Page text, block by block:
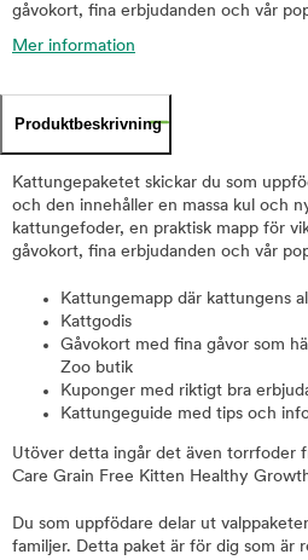
gåvokort, fina erbjudanden och vår
Mer information
Produktbeskrivning
Kattungepaketet skickar du som
och den innehåller en massa kul och
kattungefoder, en praktisk mapp för
gåvokort, fina erbjudanden och vår
Kattungemapp där kattungens
Kattgodis
Gåvokort med fina gåvor som
Zoo butik
Kuponger med riktigt bra
Kattungeguide med tips och
Utöver detta ingår det även torrfoder
Care Grain Free Kitten Healthy
Du som uppfödare delar ut
familjer. Detta paket är för dig som är